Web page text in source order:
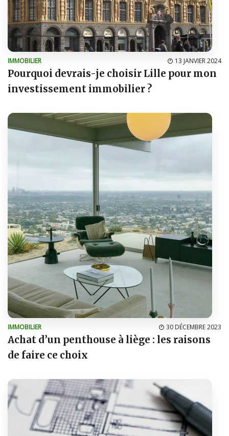
IMMOBILIER 13 JANVIER 2024
Pourquoi devrais-je choisir Lille pour mon
investissement immobilier ?
IMMOBILIER 30 DÉCEMBRE 2023
Achat d’un penthouse à liège : les raisons
de faire ce choix